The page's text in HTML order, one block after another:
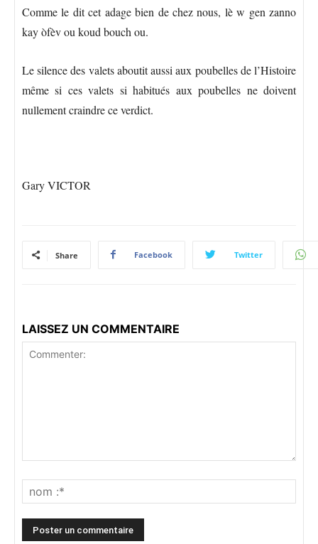
Comme le dit cet adage bien de chez nous, lè w gen zanno
kay òfèv ou koud bouch ou.
Le silence des valets aboutit aussi aux poubelles de l’Histoire
même si ces valets si habitués aux poubelles ne doivent
nullement craindre ce verdict.
Gary VICTOR
Share Facebook Twitter
LAISSEZ UN COMMENTAIRE